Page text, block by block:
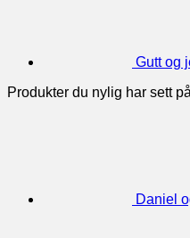
Gutt og
Produkter du nylig har sett på
Daniel